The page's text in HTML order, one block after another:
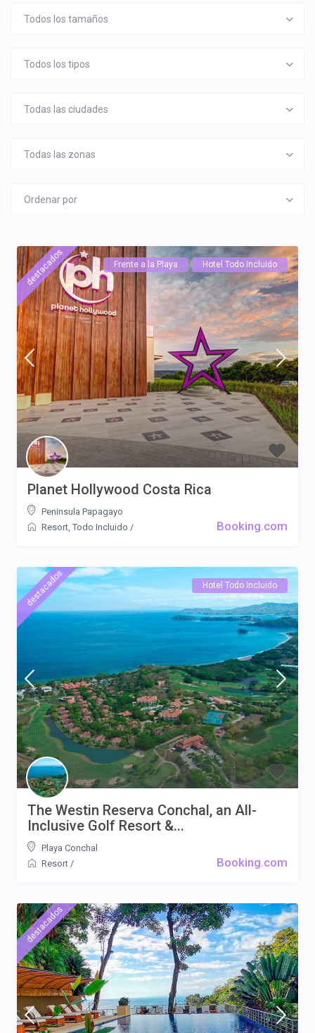
Todos los tamaños
Todos los tipos
Todas las ciudades
Todas las zonas
Ordenar por
destacados Frente a la Playa Hotel Todo Incluido
Booking.com
Planet Hollywood Costa Rica
Peninsula Papagayo
Resort, Todo Incluido /
destacados Hotel Todo Incluido
Booking.com
The Westin Reserva Conchal, an All-
Inclusive Golf Resort &...
Playa Conchal
Resort /
destacados